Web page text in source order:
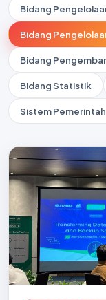
Bidang
Bidang
Bidang
Bidang Statistik
Sistem